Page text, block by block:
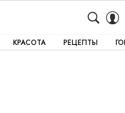
КРАСОТА РЕЦЕПТЫ